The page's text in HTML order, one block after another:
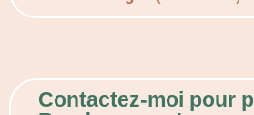
Contactez-moi pour